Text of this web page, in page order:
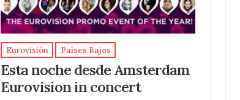
Eurovisión Países Bajos
Esta noche desde Amsterdam
Eurovision in concert